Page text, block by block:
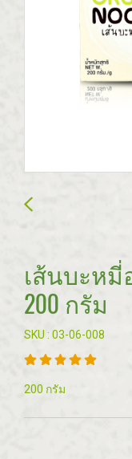
เส้นบะห
200 กรัม
SKU : 03-06-008
200 กรัม